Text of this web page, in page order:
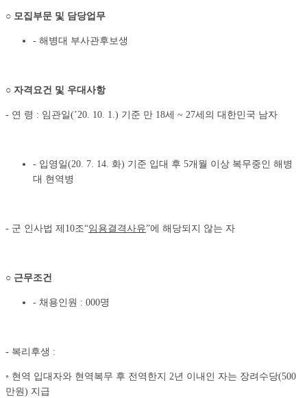
○ 모집부문 및 담당업무
- 해병대 부사관후보생
○ 자격요건 및 우대사항
- 연 령 : 임관일(ʼ20. 10. 1.) 기준 만 18세 ~ 27세의 대한민국 남자
- 입영일(20. 7. 14. 화) 기준 입대 후 5개월 이상 복무중인 해병
대 현역병
- 군 인사법 제10조“임용결격사유”에 해당되지 않는 자
○ 근무조건
- 채용인원 : 000명
- 복리후생 :
◦ 현역 입대자와 현역복무 후 전역한지 2년 이내인 자는 장려수당(500
만원) 지급